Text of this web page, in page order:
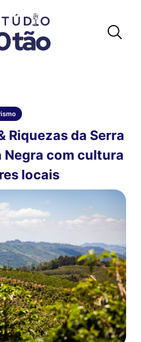
Riquezas da Serra
Negra com cultura
locais